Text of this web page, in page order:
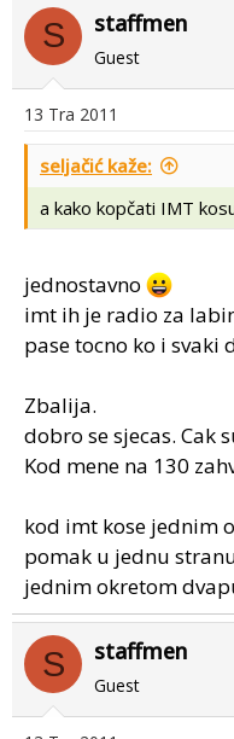
S staffmen
Guest
13 Tra 2011
seljačić kaže:
a kako kopčati IMT
jednostavno
imt ih je radio za
pase tocno ko i
Zbalija.
dobro se sjecas. Cak
Kod mene na 130
kod imt kose jednim
pomak u jednu
jednim okretom
S staffmen
Guest